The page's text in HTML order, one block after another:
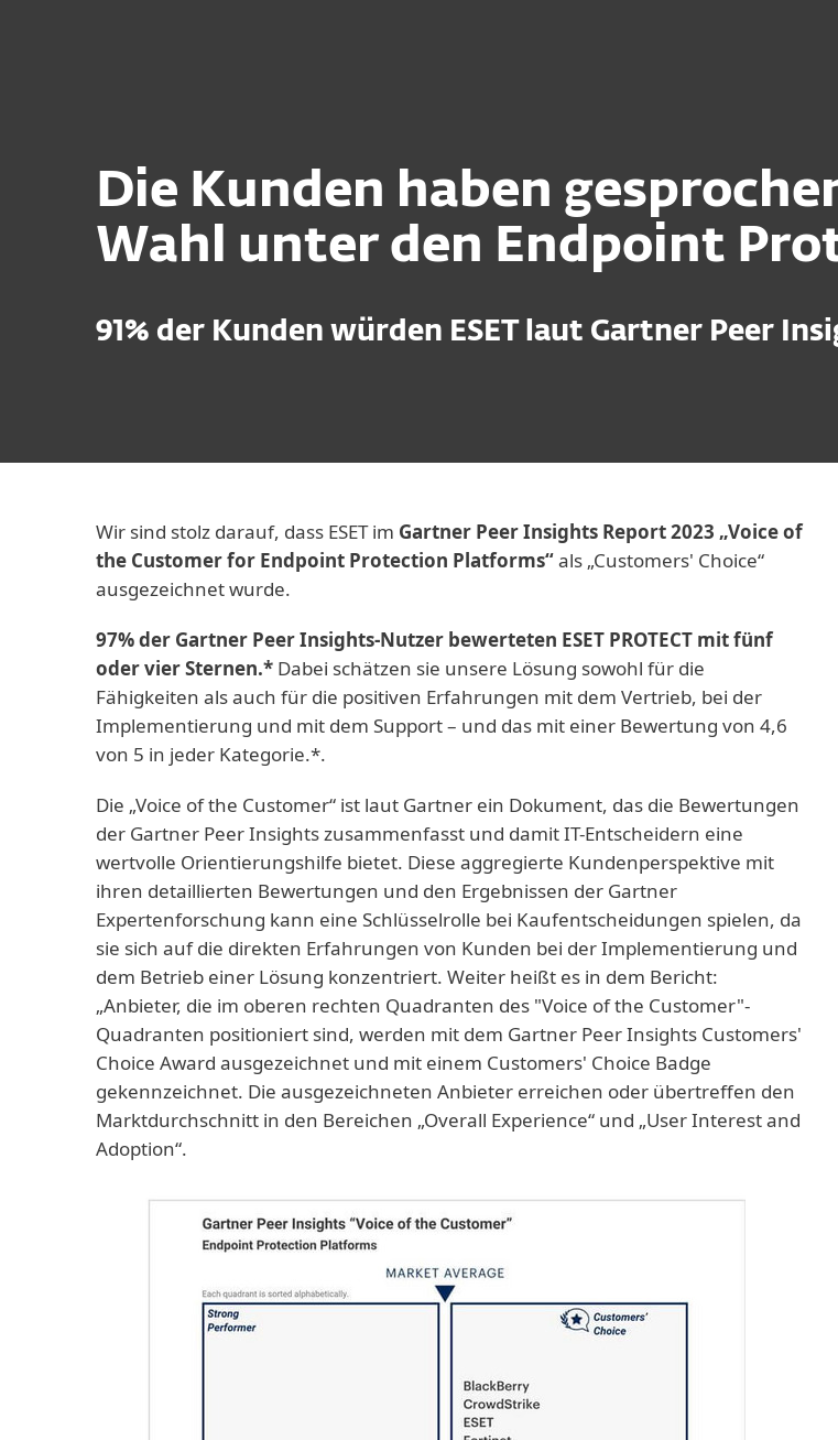
Die Kunden haben
Wahl unter den Endpoint
91% der Kunden würden ESET laut Gartner Peer
Wir sind stolz darauf, dass ESET im Gartner Peer Insights Report 2023 „Voice of
the Customer for Endpoint Protection Platforms“als „Customers' Choice“
ausgezeichnet wurde.
97% der Gartner Peer Insights-Nutzer bewerteten ESET PROTECT mit fünf
oder vier Sternen.* Dabei schätzen sie unsere Lösung sowohl für die
Fähigkeiten als auch für die positiven Erfahrungen mit dem Vertrieb, bei der
Implementierung und mit dem Support – und das mit einer Bewertung von 4,6
von 5 in jeder Kategorie.*.
Die „Voice of the Customer“ ist laut Gartner ein Dokument, das die Bewertungen
der Gartner Peer Insights zusammenfasst und damit IT-Entscheidern eine
wertvolle Orientierungshilfe bietet. Diese aggregierte Kundenperspektive mit
ihren detaillierten Bewertungen und den Ergebnissen der Gartner
Expertenforschung kann eine Schlüsselrolle bei Kaufentscheidungen spielen, da
sie sich auf die direkten Erfahrungen von Kunden bei der Implementierung und
dem Betrieb einer Lösung konzentriert. Weiter heißt es in dem Bericht:
„Anbieter, die im oberen rechten Quadranten des "Voice of the Customer"-
Quadranten positioniert sind, werden mit dem Gartner Peer Insights Customers'
Choice Award ausgezeichnet und mit einem Customers' Choice Badge
gekennzeichnet. Die ausgezeichneten Anbieter erreichen oder übertreffen den
Marktdurchschnitt in den Bereichen „Overall Experience“ und „User Interest and
Adoption“.